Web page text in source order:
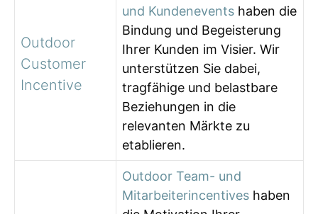
Outdoor
Customer
Incentive
und Kundenevents haben die
Bindung und Begeisterung
Ihrer Kunden im Visier. Wir
unterstützen Sie dabei,
tragfähige und belastbare
Beziehungen in die
relevanten Märkte zu
etablieren.
Outdoor Team- und
Mitarbeiterincentives haben